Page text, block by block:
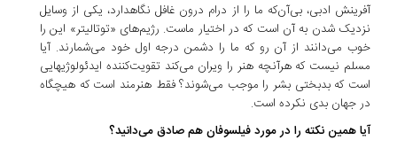
آفرینش ادبی، بی‌آن‌که ما را از درام درون غافل نگاهدارد، یکی از وسایل
نزدیک شدن به آن است که در اختیار ماست. رژیم‌های «توتالیتر» این را
خوب می‌دانند از آن رو که ما را دشمن درجه اول خود می‌شمارند. آیا
مسلم نیست که هرآنچه هنر را ویران می‌کند تقویت‌کننده ایدئولوژیهایی
است که بدبختی بشر را موجب می‌شوند؟ فقط هنرمند است که هیچگاه
در جهان بدی نکرده است.
آیا همین نکته را در مورد فیلسوفان هم صادق می‌دانید؟